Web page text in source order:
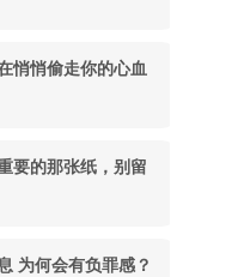
悄悄偷走你的心血
要的那张纸，别留
为何会有负罪感？